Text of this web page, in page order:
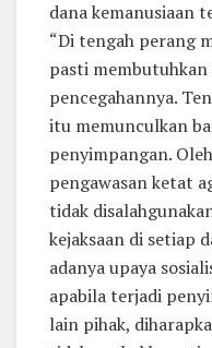
dana kemanusiaan
“Di tengah perang
pasti
pencegahannya.
itu memunculkan
penyimpangan.
pengawasan ketat
tidak
kejaksaan di setiap
adanya upaya
apabila terjadi
lain pihak,